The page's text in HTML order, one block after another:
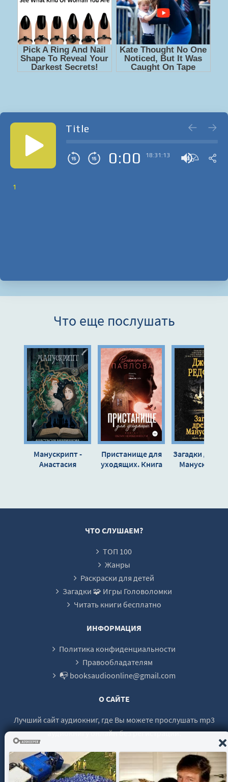
Title
0:00 18:31:13
1
Что еще послушать
Манускрипт -
Анастасия
Пристанище для
уходящих. Книга
Загадки
ЧТО СЛУШАЕМ?
ТОП 100
Жанры
Раскраски для детей
Загадки 🧩 Игры Головоломки
Читать книги бесплатно
ИНФОРМАЦИЯ
Политика конфиденциальности
Правообладателям
📭 booksaudioonline@gmail.com
О САЙТЕ
Лучший сайт аудиокниг, где Вы можете прослушать mp3
аудиокнигу онлайн без регистрации.